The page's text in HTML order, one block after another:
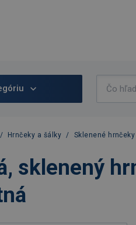
/ Hrnčeky a šálky / Sklenené
sklenený